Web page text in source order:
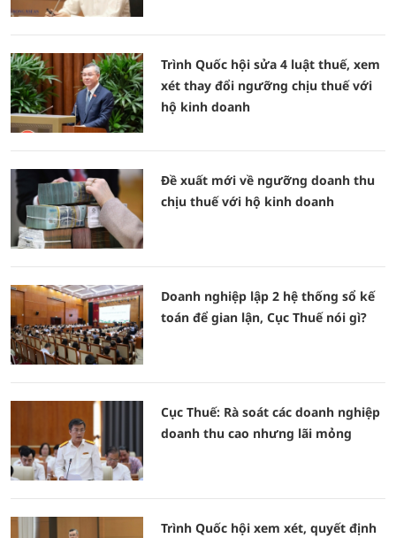
Trình Quốc hội sửa 4 luật thuế, xem
xét thay đổi ngưỡng chịu thuế với
hộ kinh doanh
Đề xuất mới về ngưỡng doanh thu
chịu thuế với hộ kinh doanh
Doanh nghiệp lập 2 hệ thống sổ kế
toán để gian lận, Cục Thuế nói gì?
Cục Thuế: Rà soát các doanh nghiệp
doanh thu cao nhưng lãi mỏng
Trình Quốc hội xem xét, quyết định